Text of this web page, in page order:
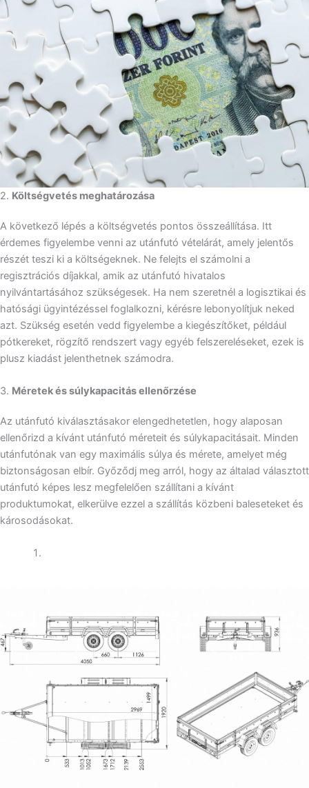
2. Költségvetés meghatározása
A következő lépés a költségvetés pontos összeállítása. Itt
érdemes figyelembe venni az utánfutó vételárát, amely jelentős
részét teszi ki a költségeknek. Ne felejts el számolni a
regisztrációs díjakkal, amik az utánfutó hivatalos
nyilvántartásához szükségesek. Ha nem szeretnél a logisztikai és
hatósági ügyintézéssel foglalkozni, kérésre lebonyolítjuk neked
azt. Szükség esetén vedd figyelembe a kiegészítőket, például
pótkereket, rögzítő rendszert vagy egyéb felszereléseket, ezek is
plusz kiadást jelenthetnek számodra.
3. Méretek és súlykapacitás ellenőrzése
Az utánfutó kiválasztásakor elengedhetetlen, hogy alaposan
ellenőrizd a kívánt utánfutó méreteit és súlykapacitásait. Minden
utánfutónak van egy maximális súlya és mérete, amelyet még
biztonságosan elbír. Győződj meg arról, hogy az általad választott
utánfutó képes lesz megfelelően szállítani a kívánt
produktumokat, elkerülve ezzel a szállítás közbeni baleseteket és
károsodásokat.